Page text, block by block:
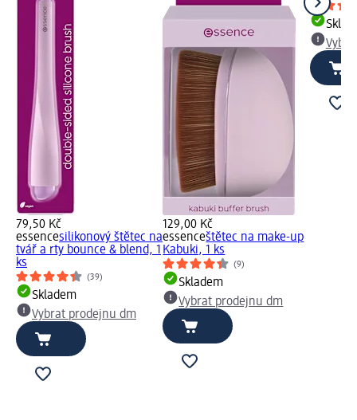
79,50 Kč
essencesilikonový štětec na
tvář a rty bounce & blend, 1
ks
(39)
Skladem
Vybrat prodejnu dm
129,00 Kč
essenceštětec na make-up
Kabuki, 1 ks
(9)
Skladem
Vybrat prodejnu dm